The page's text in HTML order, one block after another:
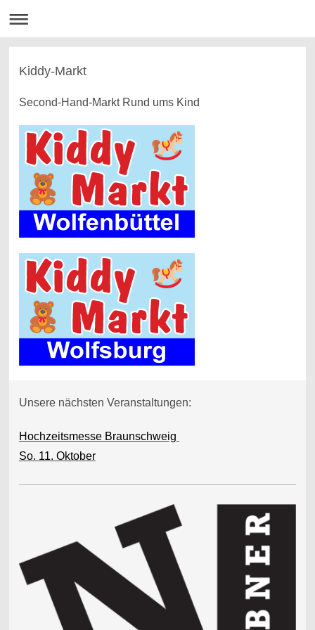
Kiddy-Markt
Second-Hand-Markt Rund ums Kind
Unsere nächsten Veranstaltungen:
Hochzeitsmesse Braunschweig
So. 11. Oktober